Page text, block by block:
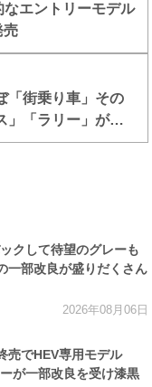
街乗り車」その
」「ラリー」が結
なエントリーモデル
売
クして待望のグレーも
部改良が盛りだくさん
2026年08月06日
売でHEV専用モデル
が一部改良を受け漆黒